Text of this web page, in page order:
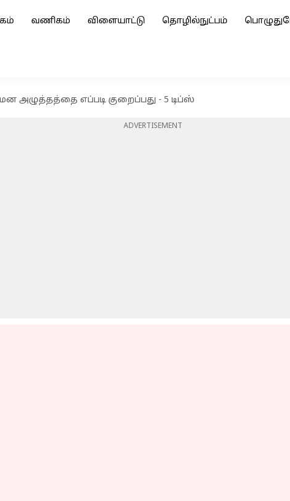
வணிகம் விளையாட்டு தொழில்நுட்பம்
அழுத்தத்தை எப்படி குறைப்பது - 5 டிப்ஸ்
ADVERTISEMENT